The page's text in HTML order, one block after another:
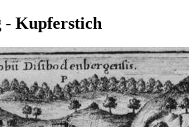
- Kupferstich